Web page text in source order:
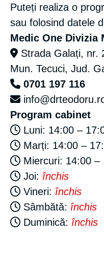
Puteți realiza o
sau folosind datele
Medic One Divizia
Strada Galați, nr.
Mun. Tecuci, Jud.
0701 197 116
Program cabinet
Luni: 14:00 –
Marți: 14:00 –
Miercuri: 14:00 –
Joi: închis
Vineri: închis
Sâmbătă: închis
Duminică: închis